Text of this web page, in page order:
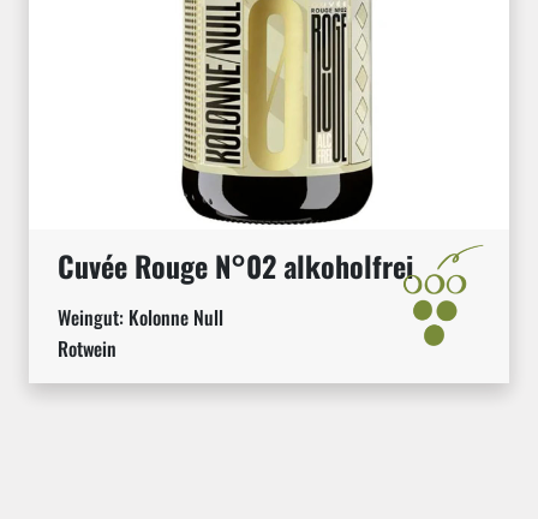
Cuvée Rouge N°02 alkoholfrei
Weingut: Kolonne Null
Rotwein